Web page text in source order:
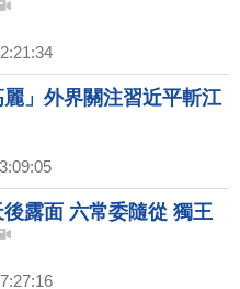
麗」外界關注習近平斬江
露面 六常委隨從 獨王